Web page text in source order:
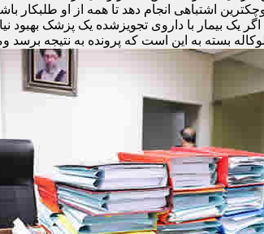
اشتباهی انجام دهد تا همه از او طلبکار
بیمار با داروی تجویزشده یک پزشک بهبود
بسته به این است که پرونده به نتیجه